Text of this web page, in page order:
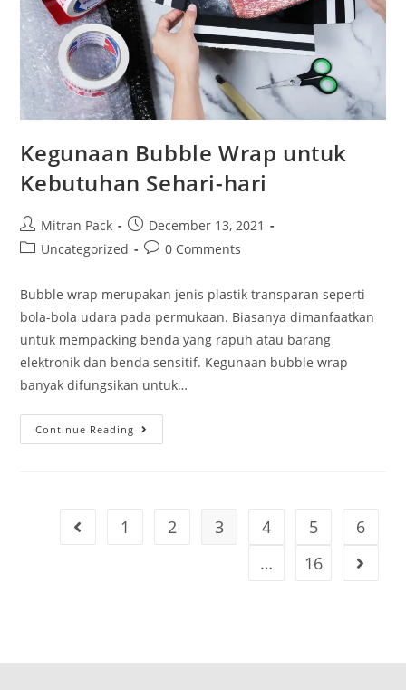
Kegunaan Bubble Wrap untuk
Kebutuhan Sehari-hari
Mitran Pack
December 13, 2021
Uncategorized
0 Comments
Bubble wrap merupakan jenis plastik transparan seperti
bola-bola udara pada permukaan. Biasanya dimanfaatkan
untuk mempacking benda yang rapuh atau barang
elektronik dan benda sensitif. Kegunaan bubble wrap
banyak difungsikan untuk…
Continue Reading
1 2 3 4 5
6
…
16